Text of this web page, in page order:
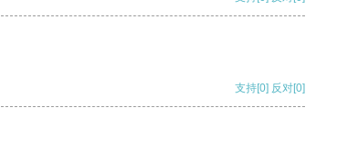
支持[0] 反对[0]